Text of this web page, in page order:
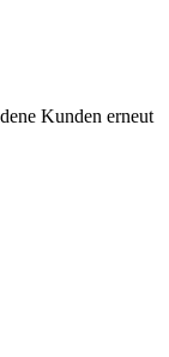
Kunden erneut